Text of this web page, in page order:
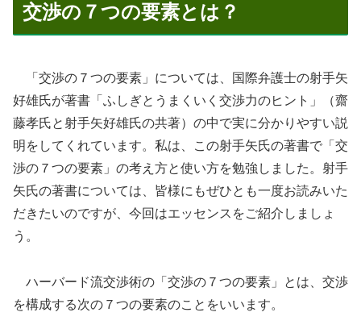
交渉の７つの要素とは？
「交渉の７つの要素」については、国際弁護士の射手矢
好雄氏が著書「ふしぎとうまくいく交渉力のヒント」（齋
藤孝氏と射手矢好雄氏の共著）の中で実に分かりやすい説
明をしてくれています。私は、この射手矢氏の著書で「交
渉の７つの要素」の考え方と使い方を勉強しました。射手
矢氏の著書については、皆様にもぜひとも一度お読みいた
だきたいのですが、今回はエッセンスをご紹介しましょ
う。
ハーバード流交渉術の「交渉の７つの要素」とは、交渉
を構成する次の７つの要素のことをいいます。